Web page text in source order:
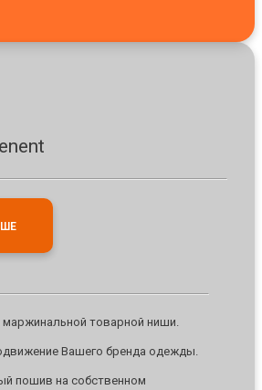
товарной ниши.
Вашего бренда одежды.
пошив на собственном